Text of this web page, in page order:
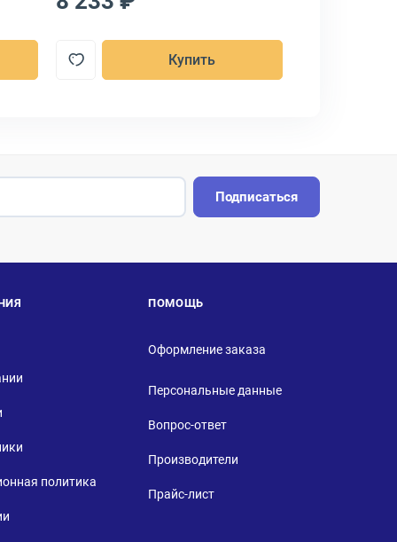
Купить
Подписаться
политика
ПОМОЩЬ
Оформление заказа
Персональные данные
Вопрос-ответ
Производители
Прайс-лист